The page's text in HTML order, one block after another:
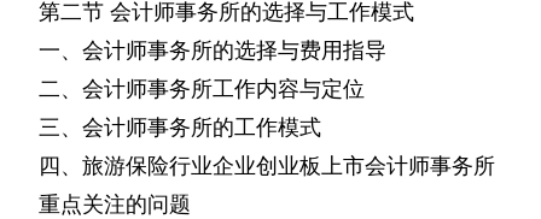
第二节 会计师事务所的选择与工作模式
一、会计师事务所的选择与费用指导
二、会计师事务所工作内容与定位
三、会计师事务所的工作模式
四、旅游保险行业企业创业板上市会计师事务所
重点关注的问题